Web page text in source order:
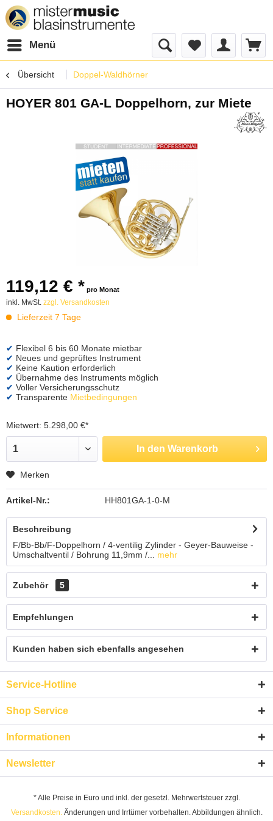
Menü
Übersicht Doppel-Waldhörner
HOYER 801 GA-L Doppelhorn, zur Miete
119,12 € * pro Monat
inkl. MwSt. zzgl. Versandkosten
Lieferzeit 7 Tage
Flexibel 6 bis 60 Monate mietbar
Neues und geprüftes Instrument
Keine Kaution erforderlich
Übernahme des Instruments möglich
Voller Versicherungsschutz
Transparente Mietbedingungen
Mietwert: 5.298,00 €*
In den Warenkorb
Merken
Artikel-Nr.: HH801GA-1-0-M
Beschreibung
F/Bb-Bb/F-Doppelhorn / 4-ventilig Zylinder - Geyer-Bauweise -
Umschaltventil / Bohrung 11,9mm /...
mehr
Zubehör 5
Empfehlungen
Kunden haben sich ebenfalls angesehen
Service-Hotline
Shop Service
Informationen
Newsletter
* Alle Preise in Euro und inkl. der gesetzl. Mehrwertsteuer zzgl.
Versandkosten. Änderungen und Irrtümer vorbehalten. Abbildungen ähnlich.